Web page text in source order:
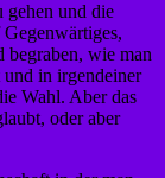
gehen und die
begraben, wie man
und in irgendeiner
Wahl. Aber das
oder aber